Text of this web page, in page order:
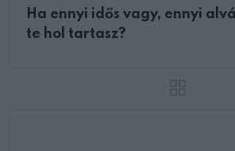
Ha ennyi idős vagy, ennyi
te hol tartasz?